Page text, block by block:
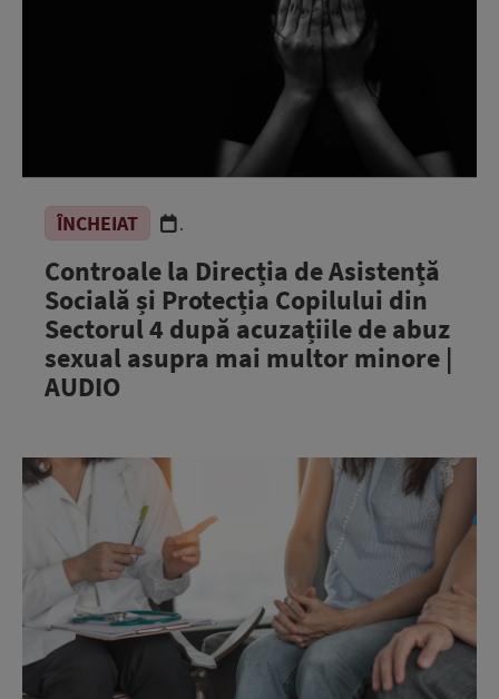
ÎNCHEIAT .
Controale la Direcția de Asistență
Socială și Protecția Copilului din
Sectorul 4 după acuzațiile de abuz
sexual asupra mai multor minore |
AUDIO